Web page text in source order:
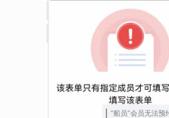
“船员”会员无法预